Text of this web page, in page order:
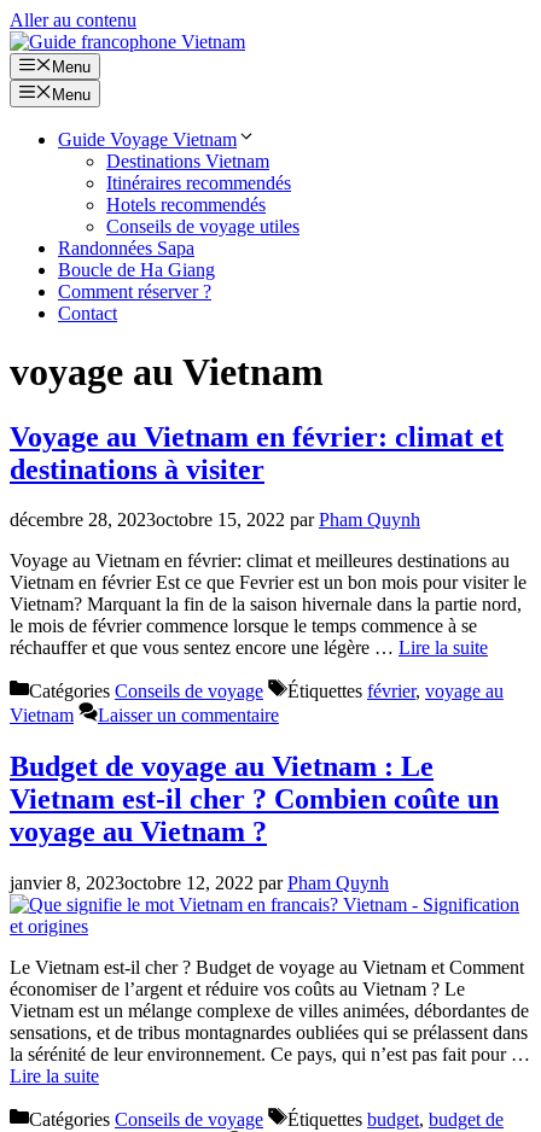
Aller au contenu
Menu
Menu
Guide Voyage Vietnam
Destinations Vietnam
Itinéraires recommendés
Hotels recommendés
Conseils de voyage utiles
Randonnées Sapa
Boucle de Ha Giang
Comment réserver ?
Contact
voyage au Vietnam
Voyage au Vietnam en février: climat et
destinations à visiter
décembre 28, 2023octobre 15, 2022 parPham Quynh
Voyage au Vietnam en février: climat et meilleures destinations au
Vietnam en février Est ce que Fevrier est un bon mois pour visiter le
Vietnam? Marquant la fin de la saison hivernale dans la partie nord,
le mois de février commence lorsque le temps commence à se
réchauffer et que vous sentez encore une légère … Lire la suite
Catégories Conseils de voyage Étiquettes février, voyage au
Vietnam
Laisser un commentaire
Budget de voyage au Vietnam : Le
Vietnam est-il cher ? Combien coûte un
voyage au Vietnam ?
janvier 8, 2023octobre 12, 2022 parPham Quynh
Le Vietnam est-il cher ? Budget de voyage au Vietnam et Comment
économiser de l’argent et réduire vos coûts au Vietnam ? Le
Vietnam est un mélange complexe de villes animées, débordantes de
sensations, et de tribus montagnardes oubliées qui se prélassent dans
la sérénité de leur environnement. Ce pays, qui n’est pas fait pour …
Lire la suite
Catégories Conseils de voyage Étiquettes budget, budget de